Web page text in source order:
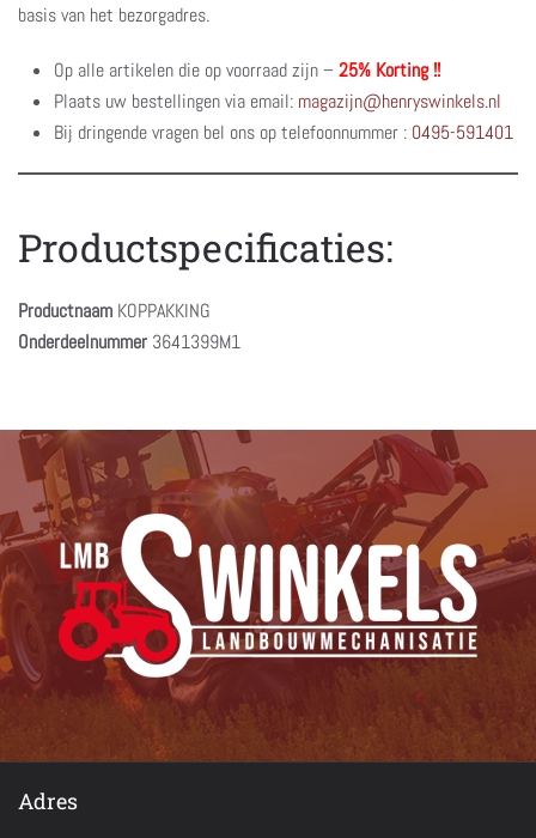
basis van het bezorgadres.
Op alle artikelen die op voorraad zijn – 25% Korting !!
Plaats uw bestellingen via email: magazijn@henryswinkels.nl
Bij dringende vragen bel ons op telefoonnummer : 0495-591401
Productspecificaties:
Productnaam KOPPAKKING
Onderdeelnummer 3641399M1
Adres